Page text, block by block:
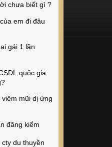
chưa biết gì ?
em đi đâu
gái 1 lần
quốc gia
mũi dị ứng
đăng kiểm
du thuyền